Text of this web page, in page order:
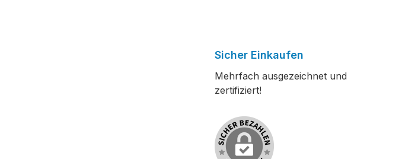
Sicher Einkaufen
Mehrfach ausgezeichnet und
zertifiziert!